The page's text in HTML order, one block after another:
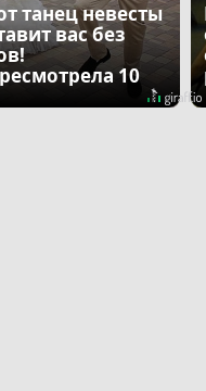
танец невесты
вас без
10